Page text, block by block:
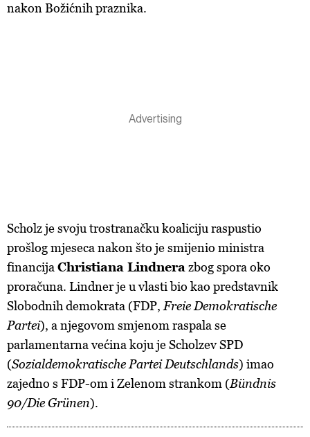
nakon Božićnih praznika.
Scholz je svoju trostranačku koaliciju raspustio
prošlog mjeseca nakon što je smijenio ministra
financija Christiana Lindnera zbog spora oko
proračuna. Lindner je u vlasti bio kao predstavnik
Slobodnih demokrata (FDP, Freie Demokratische
Partei), a njegovom smjenom raspala se
parlamentarna većina koju je Scholzev SPD
(Sozialdemokratische Partei Deutschlands) imao
zajedno s FDP-om i Zelenom strankom (Bündnis
90/Die Grünen).